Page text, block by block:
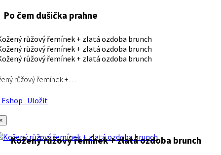
Po čem dušička prahne
růžový řemínek +…
Uložit
Kožený růžový řemínek + zlatá ozdoba brunch